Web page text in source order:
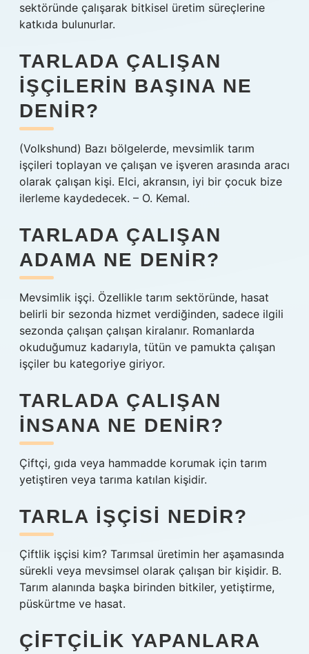
sektöründe çalışarak bitkisel üretim süreçlerine
katkıda bulunurlar.
TARLADA ÇALIŞAN
IŞÇILERIN BAŞINA NE
DENIR?
(Volkshund) Bazı bölgelerde, mevsimlik tarım
işçileri toplayan ve çalışan ve işveren arasında aracı
olarak çalışan kişi. Elci, akransın, iyi bir çocuk bize
ilerleme kaydedecek. – O. Kemal.
TARLADA ÇALIŞAN
ADAMA NE DENIR?
Mevsimlik işçi. Özellikle tarım sektöründe, hasat
belirli bir sezonda hizmet verdiğinden, sadece ilgili
sezonda çalışan çalışan kiralanır. Romanlarda
okuduğumuz kadarıyla, tütün ve pamukta çalışan
işçiler bu kategoriye giriyor.
TARLADA ÇALIŞAN
INSANA NE DENIR?
Çiftçi, gıda veya hammadde korumak için tarım
yetiştiren veya tarıma katılan kişidir.
TARLA IŞÇISI NEDIR?
Çiftlik işçisi kim? Tarımsal üretimin her aşamasında
sürekli veya mevsimsel olarak çalışan bir kişidir. B.
Tarım alanında başka birinden bitkiler, yetiştirme,
püskürtme ve hasat.
ÇIFTÇILIK YAPANLARA